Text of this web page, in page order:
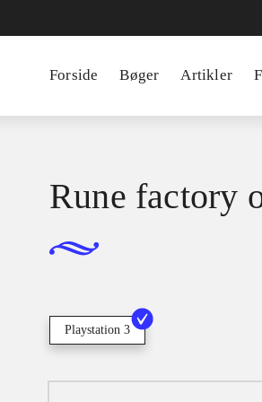
Forside Bøger Artikler
Rune factory
Playstation 3